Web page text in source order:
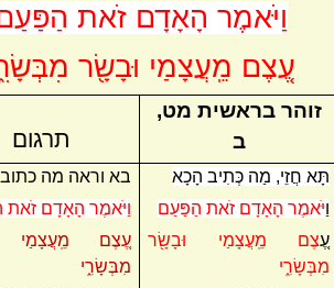
וַיֹּאמֶר הָאָדָם זֹאת
עֶ֚צֶם מֵֽעֲצָמַי וּבָשָׂ֖ר
זוהר בראשית מט,
ב
תרגום
תָּא חֲזֵי, מַה כְּתִיב הָכָא
וַיֹּאמֶר הָאָדָם זֹאת הַפַּעַם
עֶ֚צֶם מֵֽעֲצָמַי וּבָשָׂ֖ר
מִבְּשָׂרִ֑י
בא וראה מה כתוב
וַיֹּאמֶר הָאָדָם זֹאת
עֶ֚צֶם מֵֽעֲצָמַי
מִבְּשָׂרִ֑י